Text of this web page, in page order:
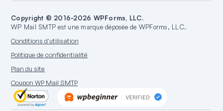
WordPress
Intégration SMTP.com
Intégration Amazon SES
Intégration Google/Gmail
Intégration Mailgun
Intégration Microsoft 365
Intégration Outlook.com
Intégration Postmark
Intégration Sendgrid
Documentation
Hébergement WordPress
Créer un site web
Guides WordPress
Copyright © 2016-2026 WPForms, LLC.
WP Mail SMTP est une marque déposée de WPForms, LLC.
Conditions d'utilisation
Politique de confidentialité
Plan du site
Coupon WP Mail SMTP